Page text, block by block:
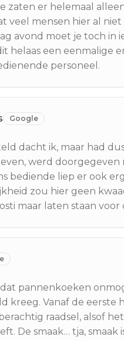
zaten er helemaal
veel mensen hier al
avond moet je toch in
helaas een eenmalige
personeel.
Google
dacht ik, maar had
werd
bediende liep er ook
zou hier geen
maar laten staan voor
pannenkoeken
kreeg. Vanaf de eerste
raadsel, alsof
De smaak… tja, smaak